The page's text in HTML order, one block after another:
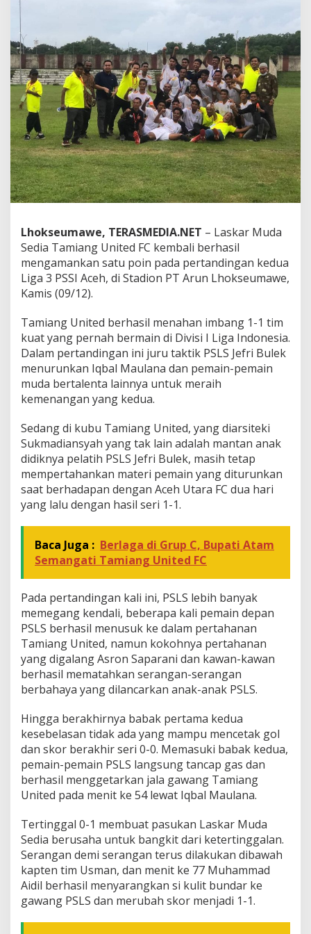
C
T
a
h
a
n
I
m
b
a
n
g
P
S
L
h
o
k
u
m
w
e
Lhokseumawe, TERASMEDIA.NET – Laskar Muda
Sedia Tamiang United FC kembali berhasil
mengamankan satu poin pada pertandingan kedua
Liga 3 PSSI Aceh, di Stadion PT Arun Lhokseumawe,
Kamis (09/12).
Tamiang United berhasil menahan imbang 1-1 tim
kuat yang pernah bermain di Divisi I Liga Indonesia.
Dalam pertandingan ini juru taktik PSLS Jefri Bulek
menurunkan Iqbal Maulana dan pemain-pemain
muda bertalenta lainnya untuk meraih
kemenangan yang kedua.
Sedang di kubu Tamiang United, yang diarsiteki
Sukmadiansyah yang tak lain adalah mantan anak
didiknya pelatih PSLS Jefri Bulek, masih tetap
mempertahankan materi pemain yang diturunkan
saat berhadapan dengan Aceh Utara FC dua hari
yang lalu dengan hasil seri 1-1.
Baca Juga : Berlaga di Grup C, Bupati Atam
Semangati Tamiang United FC
Pada pertandingan kali ini, PSLS lebih banyak
memegang kendali, beberapa kali pemain depan
PSLS berhasil menusuk ke dalam pertahanan
Tamiang United, namun kokohnya pertahanan
yang digalang Asron Saparani dan kawan-kawan
berhasil mematahkan serangan-serangan
berbahaya yang dilancarkan anak-anak PSLS.
Hingga berakhirnya babak pertama kedua
kesebelasan tidak ada yang mampu mencetak gol
dan skor berakhir seri 0-0. Memasuki babak kedua,
pemain-pemain PSLS langsung tancap gas dan
berhasil menggetarkan jala gawang Tamiang
United pada menit ke 54 lewat Iqbal Maulana.
Tertinggal 0-1 membuat pasukan Laskar Muda
Sedia berusaha untuk bangkit dari ketertinggalan.
Serangan demi serangan terus dilakukan dibawah
kapten tim Usman, dan menit ke 77 Muhammad
Aidil berhasil menyarangkan si kulit bundar ke
gawang PSLS dan merubah skor menjadi 1-1.